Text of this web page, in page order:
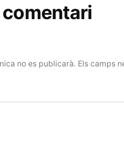
comentari
no es publicarà. Els camps